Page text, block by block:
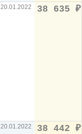
20.01.2022 38 635 ₽
20.01.2022 38 442 ₽